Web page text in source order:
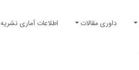
داوری مقالات اطلاعات آماری نشریه